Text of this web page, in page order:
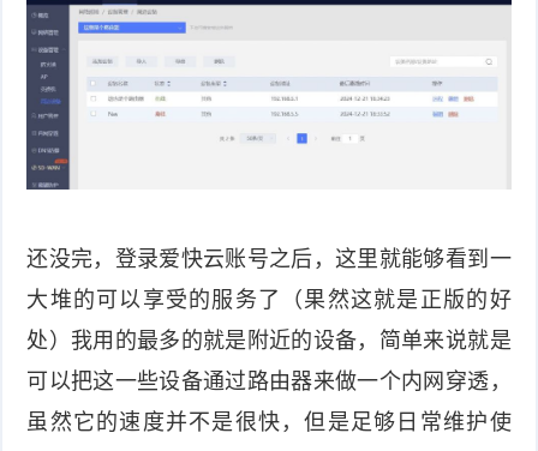
还没完，登录爱快云账号之后，这里就能够看到一
大堆的可以享受的服务了（果然这就是正版的好
处）我用的最多的就是附近的设备，简单来说就是
可以把这一些设备通过路由器来做一个内网穿透，
虽然它的速度并不是很快，但是足够日常维护使